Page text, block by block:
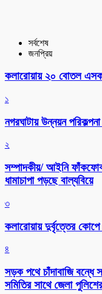
সর্বশেষ
জনপ্রিয়
কলারোয়ায় ২০ বোতল
১
নগরঘাটায় উন্নয়ন
২
সম্পাদকীয়/ আইনি
ধামাচাপা পড়ছে বাল্যবিয়ে
৩
কলারোয়ায় দুর্বৃত্তের
৪
সড়ক পথে চাঁদাবাজি বন্ধে
সমিতির সাথে জেলা